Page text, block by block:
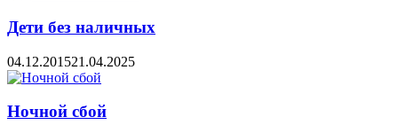
Дети без наличных
04.12.201521.04.2025
Ночной сбой